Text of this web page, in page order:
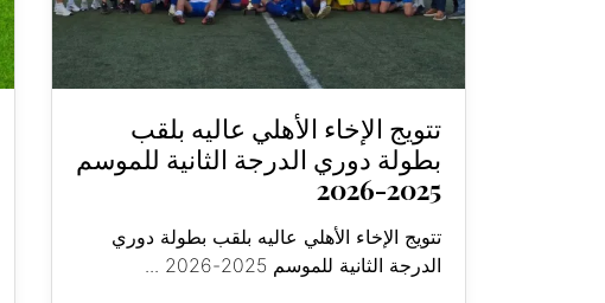
تتويج الإخاء الأهلي عاليه بلقب
بطولة دوري الدرجة الثانية للموسم
2025-2026
تتويج الإخاء الأهلي عاليه بلقب بطولة دوري
الدرجة الثانية للموسم 2025-2026 ...